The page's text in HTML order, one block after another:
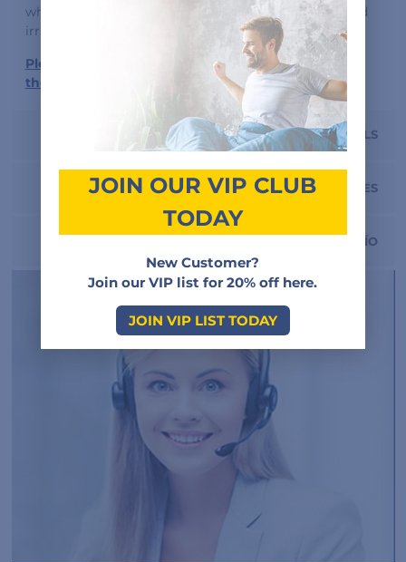
which helps prevent next-day red marks, soreness and
irritation.
Please review Contraindications and Warnings on
the safe use of ResMed masks with magnets.
VIDEO/MANUALS
FEATURES
DEVOLUCIÓN Y ENVÍO
JOIN OUR VIP CLUB
TODAY
New Customer?
Join our VIP list for 20% off here.
JOIN VIP LIST TODAY